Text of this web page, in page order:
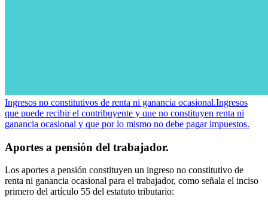
Ingresos no constitutivos de renta ni ganancia ocasional.Ingresos
que puede recibir el contribuyente y que no constituyen renta ni
ganancia ocasional y que por lo mismo no debe pagar impuestos.
Aportes a pensión del trabajador.
Los aportes a pensión constituyen un ingreso no constitutivo de
renta ni ganancia ocasional para el trabajador, como señala el inciso
primero del artículo 55 del estatuto tributario: